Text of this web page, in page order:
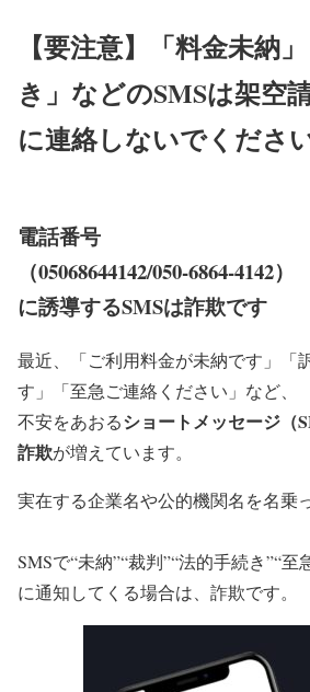
【要注意】「料金未納
き」などのSMSは架空
に連絡しないでくださ
電話番号
（05068644142/050-6864-4142）
に誘導するSMSは詐欺です
最近、「ご利用料金が未納です」「
す」「至急ご連絡ください」など、
不安をあおるショートメッセージ（
詐欺が増えています。
実在する企業名や公的機関名を名乗
SMSで“未納”“裁判”“法的手続き”“
に通知してくる場合は、詐欺です。